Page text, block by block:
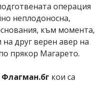
операция
неплодоносна,
към момента,
друг верен авер на
прякор Магарето.
Флагман.бг кои са